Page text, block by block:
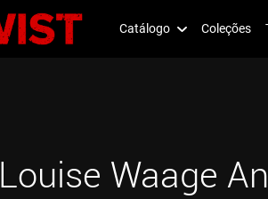
Catálogo Coleções
Louise Waage